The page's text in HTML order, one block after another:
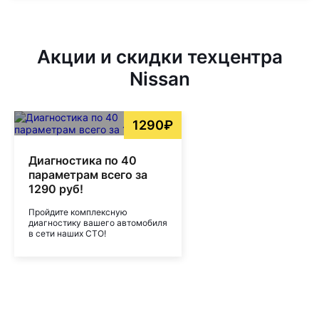
Акции и скидки техцентра
Nissan
1290₽
Диагностика по 40
параметрам всего за
1290 руб!
Пройдите комплексную
диагностику вашего автомобиля
в сети наших СТО!